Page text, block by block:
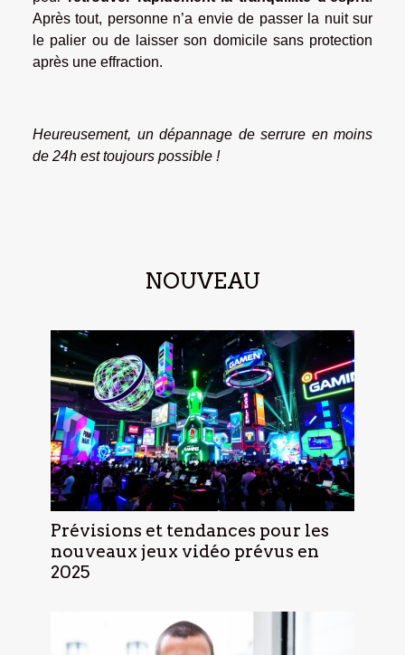
Après tout, personne n’a envie de passer la nuit sur
le palier ou de laisser son domicile sans protection
après une effraction.
Heureusement, un dépannage de serrure en moins
de 24h est toujours possible !
NOUVEAU
Prévisions et tendances pour les
nouveaux jeux vidéo prévus en
2025